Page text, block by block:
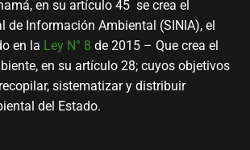
en su artículo 45 se crea el
de Información Ambiental (SINIA), el
en la Ley N° 8 de 2015 – Que crea el
en su artículo 28; cuyos objetivos
sistematizar y distribuir
del Estado.